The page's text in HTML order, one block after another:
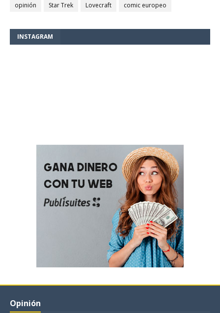
opinión
Star Trek Lovecraft comic europeo
INSTAGRAM
Opinión